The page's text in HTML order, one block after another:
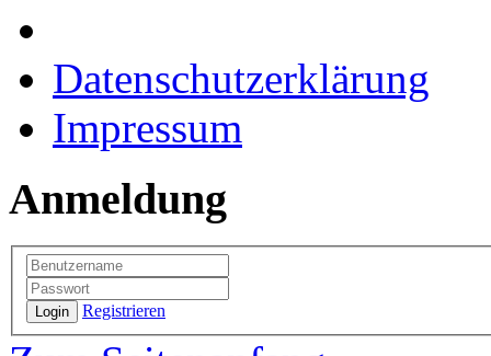
Datenschutzerklärung
Impressum
Anmeldung
Login Registrieren